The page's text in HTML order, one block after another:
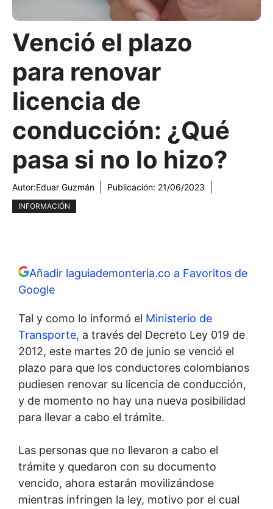
Venció el plazo
para renovar
licencia de
conducción: ¿Qué
pasa si no lo hizo?
Autor:Eduar Guzmán Publicación: 21/06/2023
INFORMACIÓN
Añadir laguiademonteria.co a Favoritos de
Google
Tal y como lo informó el Ministerio de
Transporte, a través del Decreto Ley 019 de
2012, este martes 20 de junio se venció el
plazo para que los conductores colombianos
pudiesen renovar su licencia de conducción,
y de momento no hay una nueva posibilidad
para llevar a cabo el trámite.
Las personas que no llevaron a cabo el
trámite y quedaron con su documento
vencido, ahora estarán movilizándose
mientras infringen la ley, motivo por el cual